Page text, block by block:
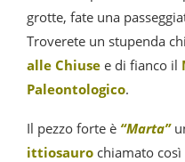
grotte, fate una
Troverete un stupenda
alle Chiuse e di fianco il
Paleontologico.
Il pezzo forte è “Marta”
ittiosauro chiamato